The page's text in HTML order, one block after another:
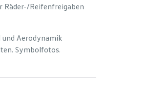
Räder-/Reifenfreigaben
und Aerodynamik
Symbolfotos.